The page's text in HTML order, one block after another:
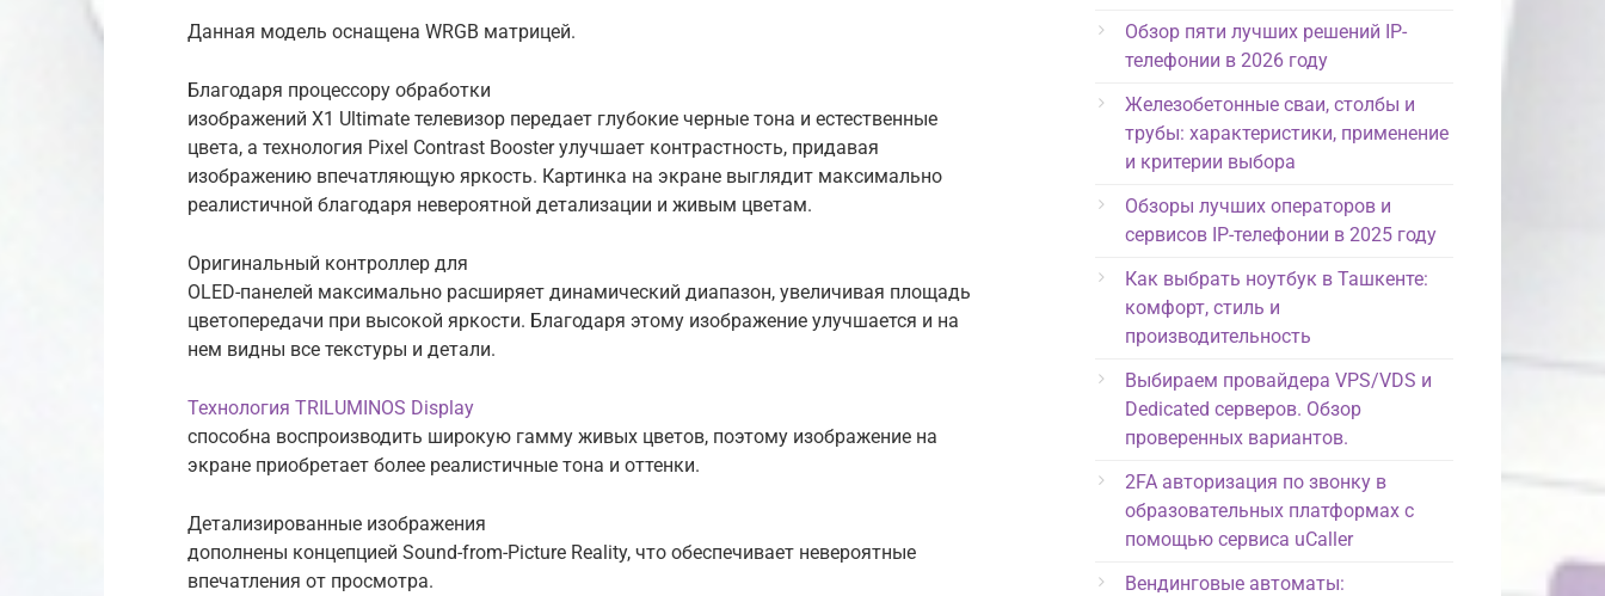
Данная модель оснащена WRGB матрицей.
Благодаря процессору обработки
изображений X1 Ultimate телевизор передает глубокие черные тона и естественные
цвета, а технология Pixel Contrast Booster улучшает контрастность, придавая
изображению впечатляющую яркость. Картинка на экране выглядит максимально
реалистичной благодаря невероятной детализации и живым цветам.
Оригинальный контроллер для
OLED-панелей максимально расширяет динамический диапазон, увеличивая площадь
цветопередачи при высокой яркости. Благодаря этому изображение улучшается и на
нем видны все текстуры и детали.
Технология TRILUMINOS Display
способна воспроизводить широкую гамму живых цветов, поэтому изображение на
экране приобретает более реалистичные тона и оттенки.
Детализированные изображения
дополнены концепцией Sound-from-Picture Reality, что обеспечивает невероятные
впечатления от просмотра.
Обзор пяти лучших решений IP-
телефонии в 2026 году
Железобетонные сваи, столбы и
трубы: характеристики, применение
и критерии выбора
Обзоры лучших операторов и
сервисов IP-телефонии в 2025 году
Как выбрать ноутбук в Ташкенте:
комфорт, стиль и
производительность
Выбираем провайдера VPS/VDS и
Dedicated серверов. Обзор
проверенных вариантов.
2FA авторизация по звонку в
образовательных платформах с
помощью сервиса uCaller
Вендинговые автоматы: